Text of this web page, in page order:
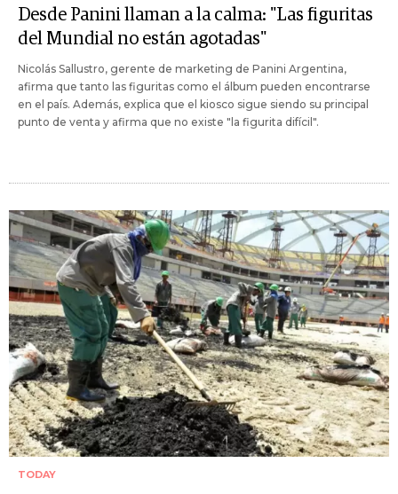
Desde Panini llaman a la calma: "Las figuritas
del Mundial no están agotadas"
Nicolás Sallustro, gerente de marketing de Panini Argentina,
afirma que tanto las figuritas como el álbum pueden encontrarse
en el país. Además, explica que el kiosco sigue siendo su principal
punto de venta y afirma que no existe "la figurita difícil".
TODAY